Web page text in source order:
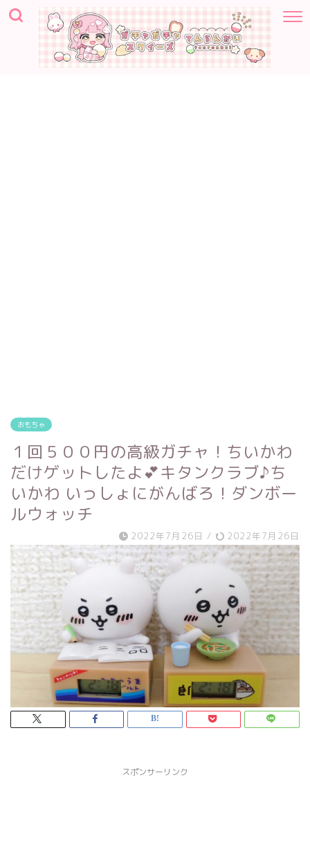
おもちゃ
１回５００円の高級ガチャ！ちいかわ
だけゲットしたよ💕キタンクラブ♪ち
いかわ いっしょにがんばろ！ダンボー
ルウォッチ
2022年7月26日 / 2022年7月26日
スポンサーリンク